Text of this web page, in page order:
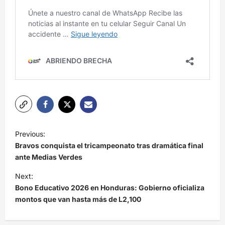
N
a
v
e
g
a
c
Previous:
Bravos conquista el tricampeonato tras dramática final
ante Medias Verdes
Next:
Bono Educativo 2026 en Honduras: Gobierno oficializa
montos que van hasta más de L2,100